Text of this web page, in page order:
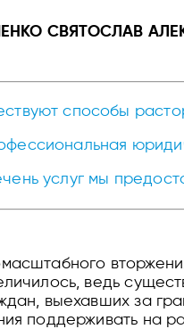
СВЯТОСЛАВ
способы
услуг мы
ведь
выехавших за
поддерживать на